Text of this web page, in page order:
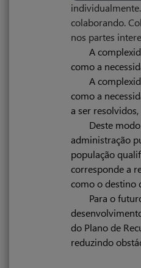
colaborando.
nos partes
A
como a
A
como a
a ser
Deste
administração
população
corresponde a
como o destino
Para o
do Plano de
reduzindo